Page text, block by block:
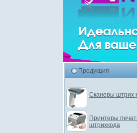
Продукция
Сканеры штрих
Принтеры
штрихкода